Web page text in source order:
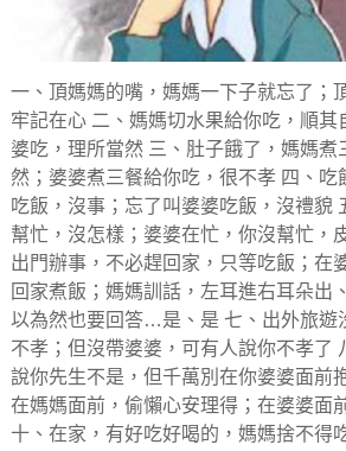
一、頂媽媽的嘴，媽媽一下子就忘了；
牢記在心 二、媽媽切水果給你吃，順其
婆吃，理所當然 三、肚子餓了，媽媽煮
然；婆婆煮三餐給你吃，很不孝 四、吃
吃飯，沒事；忘了叫婆婆吃飯，沒禮貌
幫忙，沒怎樣；婆婆在忙，你沒幫忙，
出門辦事，不必趕回家，只等吃飯；在
回家煮飯；媽媽訓話，左耳進右耳朵出
以為然也要回答…是、是 七、出外旅遊
不孝；但沒帶婆婆，可有人說你不孝了
說你先生不是，但千萬別在你婆婆面前
在媽媽面前，偷懶心安理得；在婆婆面
十、在家，有好吃好喝的，媽媽捨不得